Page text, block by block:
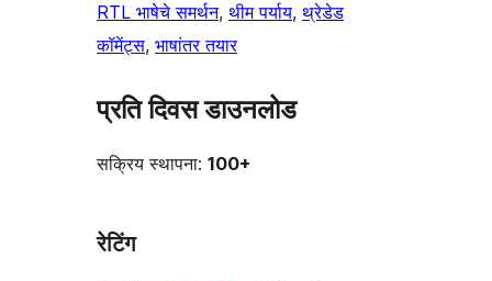
RTL भाषेचे समर्थन, थीम पर्याय, थ्रेडेड
कॉमेंट्स, भाषांतर तयार
प्रति दिवस डाउनलोड
सक्रिय स्थापना: 100+
रेटिंग